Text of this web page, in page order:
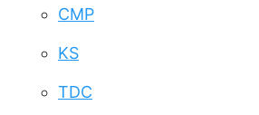
CMP
KS
TDC